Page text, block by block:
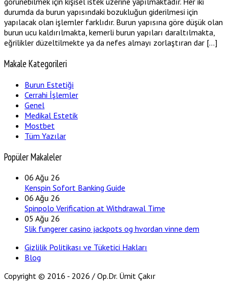
durumda da burun yapısındaki bozukluğun giderilmesi için
yapılacak olan işlemler farklıdır. Burun yapısına göre düşük olan
burun ucu kaldırılmakta, kemerli burun yapıları daraltılmakta,
eğrilikler düzeltilmekte ya da nefes almayı zorlaştıran dar […]
Makale Kategorileri
Burun Estetiği
Cerrahi İşlemler
Genel
Medikal Estetik
Mostbet
Tüm Yazılar
Popüler Makaleler
06 Ağu 26
Kenspin Sofort Banking Guide
06 Ağu 26
Spinpolo Verification at Withdrawal Time
05 Ağu 26
Slik fungerer casino jackpots og hvordan vinne dem
Gizlilik Politikası ve Tüketici Hakları
Blog
Copyright © 2016 - 2026 / Op.Dr. Ümit Çakır